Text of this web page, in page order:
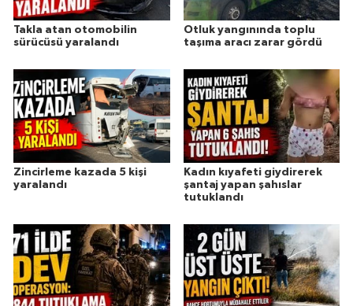
Takla atan otomobilin
sürücüsü yaralandı
Otluk yangınında toplu
taşıma aracı zarar gördü
Zincirleme kazada 5 kişi
yaralandı
Kadın kıyafeti giydirerek
şantaj yapan şahıslar
tutuklandı